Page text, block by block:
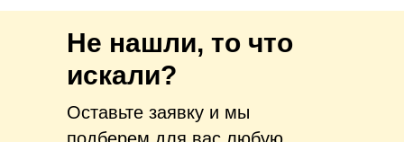
Не нашли, то что
искали?
Оставьте заявку и мы